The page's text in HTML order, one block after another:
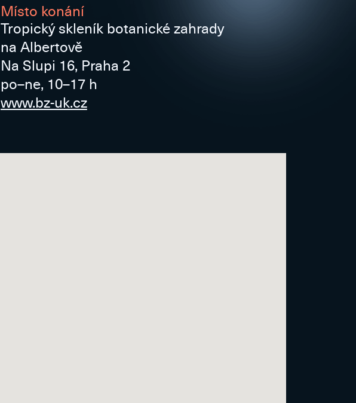
Místo konání
Tropický skleník botanické zahrady
na Albertově
Na Slupi 16, Praha 2
po–ne, 10–17 h
www.bz-uk.cz